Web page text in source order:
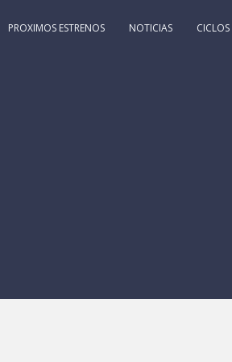
PROXIMOS ESTRENOS NOTICIAS CICLOS